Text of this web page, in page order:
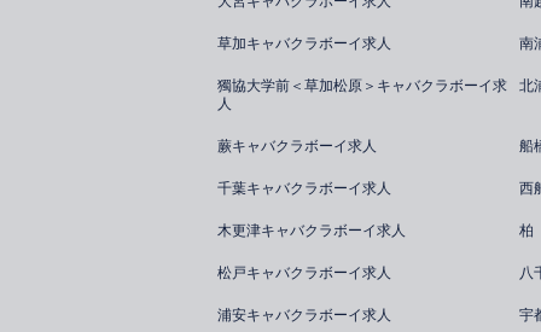
草加キャバクラボーイ求人 南
獨協大学前＜草加松原＞キャバクラボーイ求
人
北
蕨キャバクラボーイ求人 船
千葉キャバクラボーイ求人 西
木更津キャバクラボーイ求人 柏
松戸キャバクラボーイ求人 八
浦安キャバクラボーイ求人 宇